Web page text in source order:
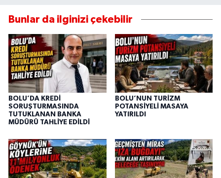
Bunlar da ilginizi çekebilir
BOLU’DA KREDİ
SORUŞTURMASINDA
TUTUKLANAN BANKA
MÜDÜRÜ TAHLİYE EDİLDİ
BOLU’NUN TURİZM
POTANSİYELİ MASAYA
YATIRILDI